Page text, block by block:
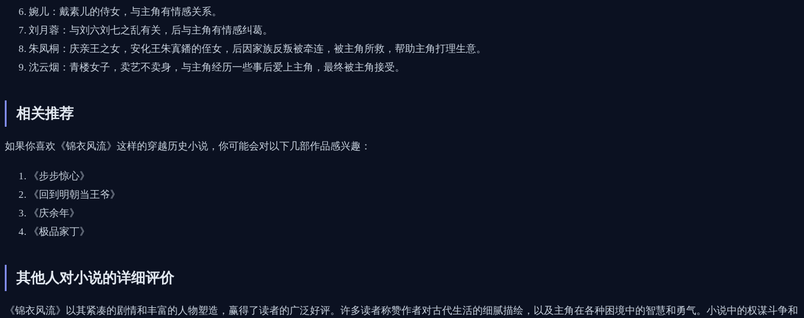
婉儿：戴素儿的侍女，与主角有情感关系。
刘月蓉：与刘六刘七之乱有关，后与主角有情感纠葛。
朱凤桐：庆亲王之女，安化王朱寘鐇的侄女，后因家族反叛被牵连，被主角所救，帮助主角打理生意。
沈云烟：青楼女子，卖艺不卖身，与主角经历一些事后爱上主角，最终被主角接受。
相关推荐
如果你喜欢《锦衣风流》这样的穿越历史小说，你可能会对以下几部作品感兴趣：
《步步惊心》
《回到明朝当王爷》
《庆余年》
《极品家丁》
其他人对小说的详细评价
《锦衣风流》以其紧凑的剧情和丰富的人物塑造，赢得了读者的广泛好评。许多读者称赞作者对古代生活的细腻描绘，以及主角在各种困境中的智慧和勇气。小说中的权谋斗争和